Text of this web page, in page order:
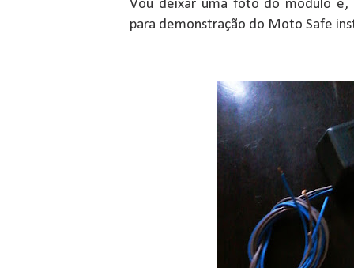
Vou deixar uma foto do módulo
para demonstração do Moto Safe